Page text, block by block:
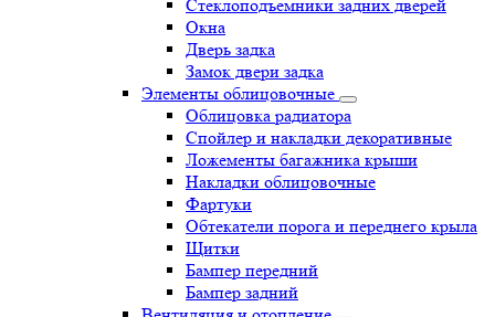
Стеклоподъемники задних дверей
Окна
Дверь задка
Замок двери задка
Элементы облицовочные
Облицовка радиатора
Спойлер и накладки декоративные
Ложементы багажника крыши
Накладки облицовочные
Фартуки
Обтекатели порога и переднего крыла
Щитки
Бампер передний
Бампер задний